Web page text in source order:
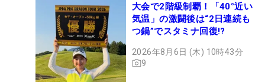
大会で2階級制覇！「40°近い
気温」の激闘後は“2日連続も
つ鍋”でスタミナ回復!?
2026年8月6日 (木) 10時43分
9